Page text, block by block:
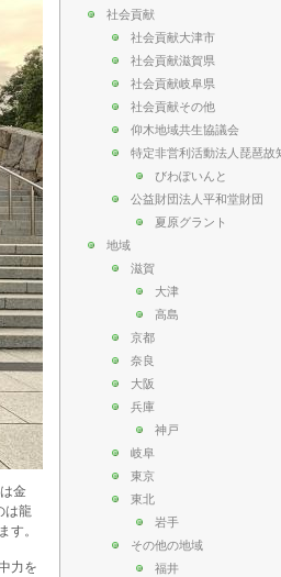
金
は龍
す。
力を
社会貢献
社会貢献大津市
社会貢献滋賀県
社会貢献岐阜県
社会貢献その他
仰木地域共生協議会
特定非営利活動法人琵琶故
びわぽいんと
公益財団法人平和堂財団
夏原グラント
地域
滋賀
大津
高島
京都
奈良
大阪
兵庫
神戸
岐阜
東京
東北
岩手
その他の地域
福井